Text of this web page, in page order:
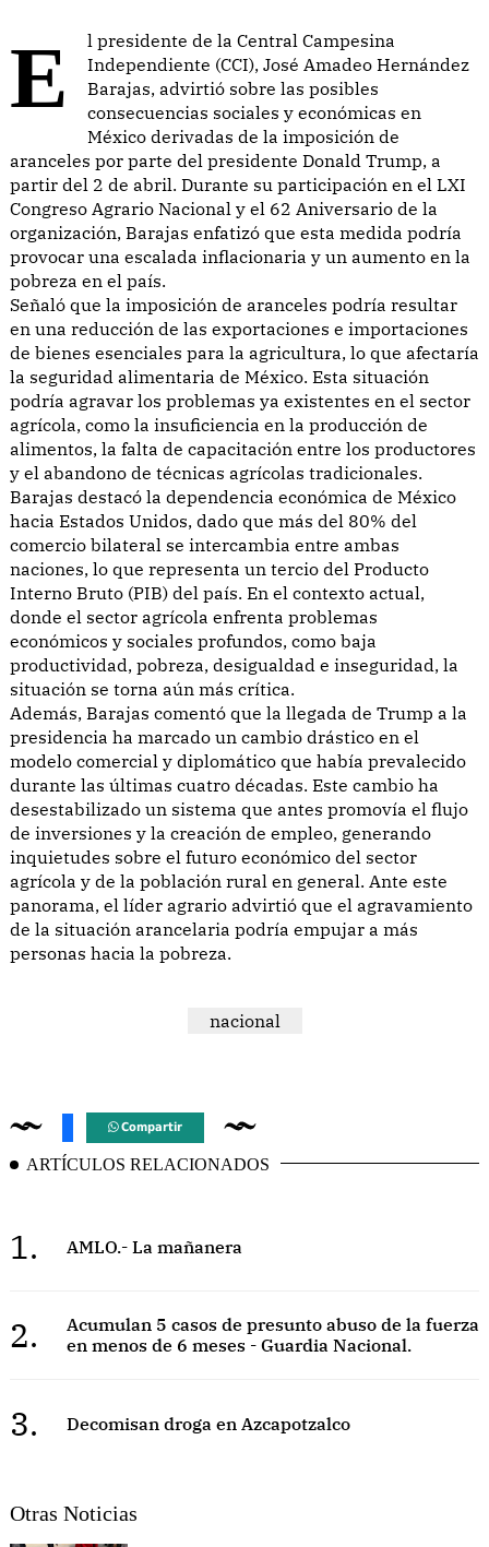
El presidente de la Central Campesina
Independiente (CCI), José Amadeo Hernández
Barajas, advirtió sobre las posibles
consecuencias sociales y económicas en
México derivadas de la imposición de
aranceles por parte del presidente Donald Trump, a
partir del 2 de abril. Durante su participación en el LXI
Congreso Agrario Nacional y el 62 Aniversario de la
organización, Barajas enfatizó que esta medida podría
provocar una escalada inflacionaria y un aumento en la
pobreza en el país.
Señaló que la imposición de aranceles podría resultar
en una reducción de las exportaciones e importaciones
de bienes esenciales para la agricultura, lo que afectaría
la seguridad alimentaria de México. Esta situación
podría agravar los problemas ya existentes en el sector
agrícola, como la insuficiencia en la producción de
alimentos, la falta de capacitación entre los productores
y el abandono de técnicas agrícolas tradicionales.
Barajas destacó la dependencia económica de México
hacia Estados Unidos, dado que más del 80% del
comercio bilateral se intercambia entre ambas
naciones, lo que representa un tercio del Producto
Interno Bruto (PIB) del país. En el contexto actual,
donde el sector agrícola enfrenta problemas
económicos y sociales profundos, como baja
productividad, pobreza, desigualdad e inseguridad, la
situación se torna aún más crítica.
Además, Barajas comentó que la llegada de Trump a la
presidencia ha marcado un cambio drástico en el
modelo comercial y diplomático que había prevalecido
durante las últimas cuatro décadas. Este cambio ha
desestabilizado un sistema que antes promovía el flujo
de inversiones y la creación de empleo, generando
inquietudes sobre el futuro económico del sector
agrícola y de la población rural en general. Ante este
panorama, el líder agrario advirtió que el agravamiento
de la situación arancelaria podría empujar a más
personas hacia la pobreza.
nacional
Compartir
ARTÍCULOS RELACIONADOS
1. AMLO.- La mañanera
2.
Acumulan 5 casos de presunto abuso de la fuerza
en menos de 6 meses - Guardia Nacional.
3. Decomisan droga en Azcapotzalco
Otras Noticias